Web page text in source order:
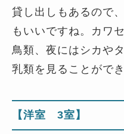
貸し出しもあるので
もいいですね。カワ
鳥類、夜にはシカや
乳類を見ることがで
【洋室 3室】